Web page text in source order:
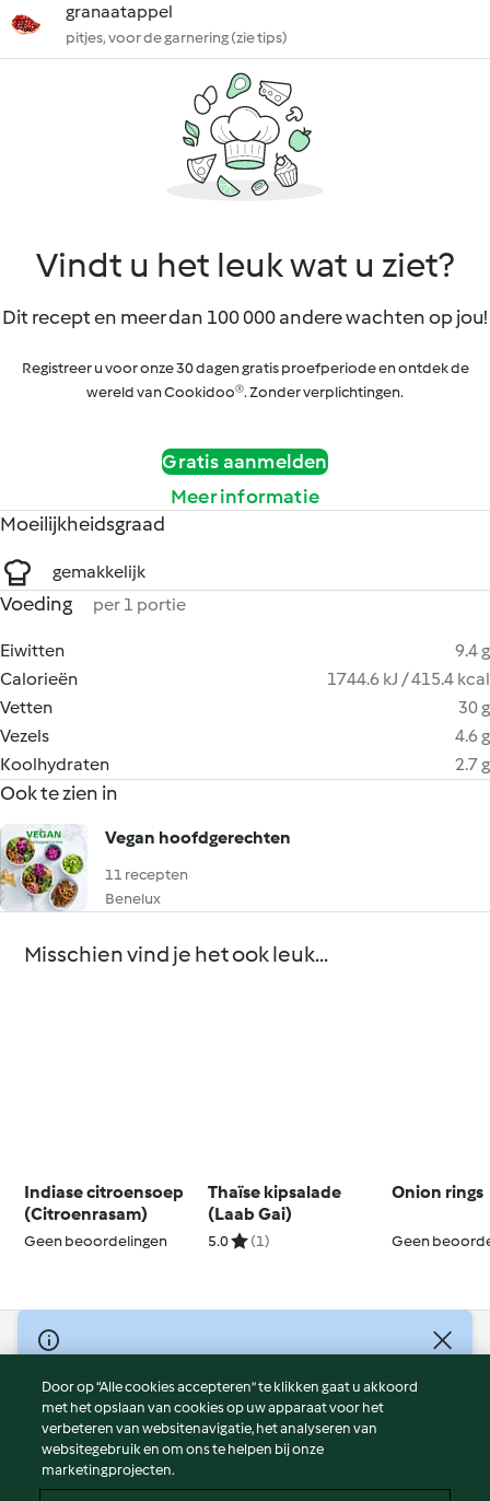
granaatappel
pitjes, voor de garnering (zie tips)
Vindt u het leuk wat u ziet?
Dit recept en meer dan 100 000 andere wachten op jou!
Registreer u voor onze 30 dagen gratis proefperiode en ontdek de
wereld van Cookidoo®. Zonder verplichtingen.
Gratis aanmelden
Meer informatie
Moeilijkheidsgraad
gemakkelijk
Voeding per 1 portie
Eiwitten
9.4 g
Calorieën
1744.6 kJ / 415.4 kcal
Vetten
30 g
Vezels
4.6 g
Koolhydraten
2.7 g
Ook te zien in
Vegan hoofdgerechten
11 recepten
Benelux
Misschien vind je het ook leuk...
Indiase citroensoep
(Citroenrasam)
Geen beoordelingen
Thaïse kipsalade
(Laab Gai)
5.0 (1)
Onion rings
Geen
© Copyright 2026
Gebruiksvoorwaarden
Privacybeleid
Disclaimer
Colofon
Door op “Alle cookies accepteren” te klikken gaat u akkoord
met het opslaan van cookies op uw apparaat voor het
verbeteren van websitenavigatie, het analyseren van
websitegebruik en om ons te helpen bij onze
marketingprojecten.